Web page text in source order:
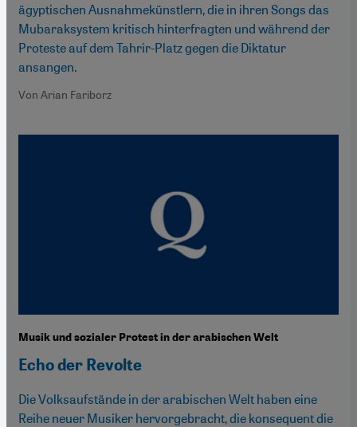
ägyptischen Ausnahmekünstlern, die in ihren Songs das
Mubaraksystem kritisch hinterfragten und während der
Proteste auf dem Tahrir-Platz gegen die Diktatur
ansangen.
Von Arian Fariborz
Musik und sozialer Protest in der arabischen Welt
Echo der Revolte
Die Volksaufstände in der arabischen Welt haben eine
Reihe neuer Musiker hervorgebracht, die konsequent die